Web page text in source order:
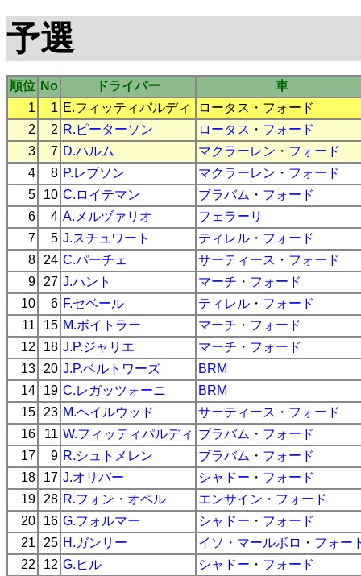
予選
順位 No ドライバー
車
1
1 E.フィッティパルディ ロータス ・ フォード
2
2 R.ピーターソン ロータス ・ フォード
3
7 D.ハルム マクラーレン ・ フォード
4
8 P.レブソン マクラーレン ・ フォード
5
10 C.ロイテマン ブラバム ・ フォード
6
4 A.メルヅァリオ
フェラーリ
7
5 J.スチュワート ティレル ・ フォード
8
24 C.パーチェ サーティース ・ フォード
9
27 J.ハント マーチ ・ フォード
10
6 F.セベール ティレル ・ フォード
11
15 M.ボイトラー マーチ ・ フォード
12
18 J.P.ジャリエ マーチ ・ フォード
13
20 J.P.ベルトワーズ
BRM
14
19 C.レガッツォーニ
BRM
15
23 M.ヘイルウッド サーティース ・ フォード
16
11 W.フィッティパルディ ブラバム ・ フォード
17
9 R.シュトメレン ブラバム ・ フォード
18
17 J.オリバー シャドー ・ フォード
19
28 R.フォン・オペル エンサイン ・ フォード
20
16 G.フォルマー シャドー ・ フォード
21
25 H.ガンリー イソ・マールボロ ・ フォー
22
12 G.ヒル シャドー ・ フォード